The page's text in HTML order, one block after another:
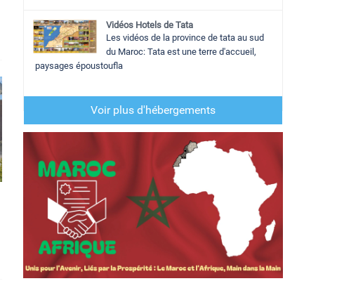
Vidéos Hotels de Tata
Les vidéos de la province de tata au sud
du Maroc: Tata est une terre d'accueil,
paysages époustoufla
Voir plus d'hébergements